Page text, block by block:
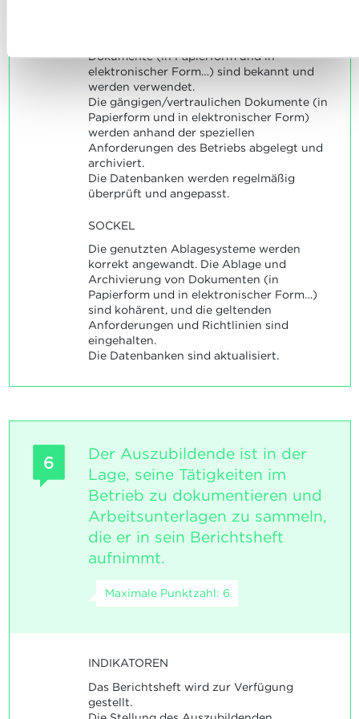
Dokumente (in Papierform und in
elektronischer Form…) sind bekannt und
werden verwendet.
Die gängigen/vertraulichen Dokumente (in
Papierform und in elektronischer Form)
werden anhand der speziellen
Anforderungen des Betriebs abgelegt und
archiviert.
Die Datenbanken werden regelmäßig
überprüft und angepasst.
SOCKEL
Die genutzten Ablagesysteme werden
korrekt angewandt. Die Ablage und
Archivierung von Dokumenten (in
Papierform und in elektronischer Form…)
sind kohärent, und die geltenden
Anforderungen und Richtlinien sind
eingehalten.
Die Datenbanken sind aktualisiert.
6
Der Auszubildende ist in der
Lage, seine Tätigkeiten im
Betrieb zu dokumentieren und
Arbeitsunterlagen zu sammeln,
die er in sein Berichtsheft
aufnimmt.
Maximale Punktzahl: 6
INDIKATOREN
Das Berichtsheft wird zur Verfügung
gestellt.